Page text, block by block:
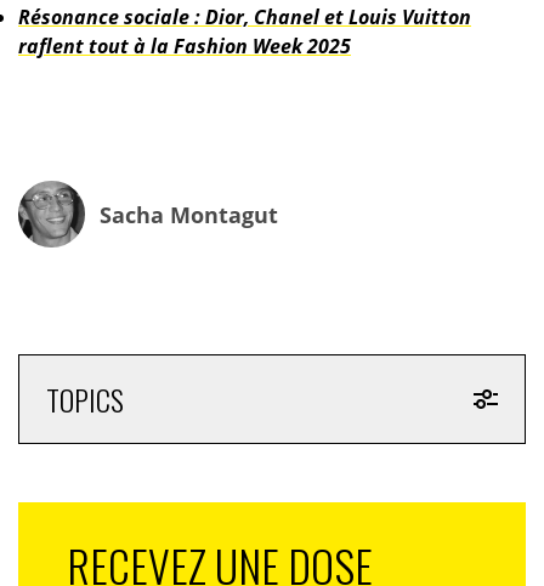
Résonance sociale : Dior, Chanel et Louis Vuitton
raflent tout à la Fashion Week 2025
Sacha Montagut
TOPICS
RECEVEZ UNE DOSE